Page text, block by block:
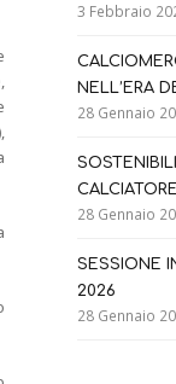
3 Febbraio
NELL’ERA
28 Gennaio
28 Gennaio
SESSIONE
2026
28 Gennaio